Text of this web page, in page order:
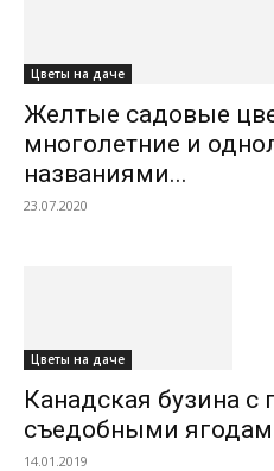
Цветы на даче
Желтые садовые
многолетние и
названиями...
23.07.2020
Цветы на даче
Канадская бузина с
съедобными
14.01.2019